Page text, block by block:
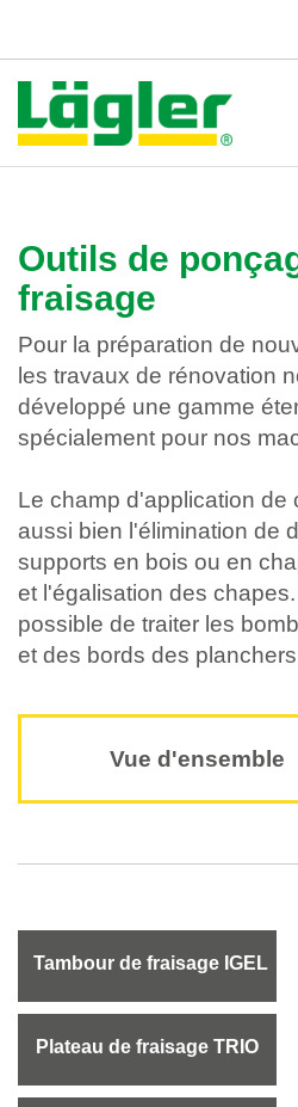
Outils de
fraisage
Pour la préparation de
les travaux de rénovation
développé une gamme
spécialement pour nos
Le champ d'application de
aussi bien l'élimination de
supports en bois ou en
et l'égalisation des
possible de traiter les
et des bords des
Vue d'ensemble
Tambour de fraisage IGEL
Plateau de fraisage TRIO